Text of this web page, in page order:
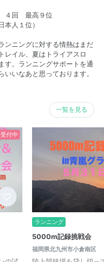
４回 最高９位
人１位）
ンニングに対する情熱はまだ
レイル、夏はトライアスロ
す。ランニングサポートを通
いいなあと思っております。
一覧を見る
受付中
ランニング
5000m記録挑戦会
福岡県北九州市小倉南区